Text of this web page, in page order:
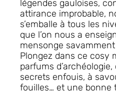
légendes gauloises,
attirance improbable,
s’emballe à tous les
que l’on nous a
mensonge
Plongez dans ce cosy
parfums
secrets enfouis, à
fouilles… et une bonne